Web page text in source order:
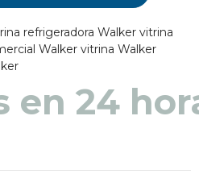
refrigeradora Walker vitrina
Walker vitrina Walker
en 48 a